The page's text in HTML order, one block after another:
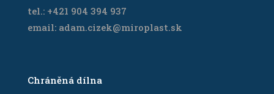
tel.: +421 904 394 937
email: adam.cizek@miroplast.sk
Chráněná dílna